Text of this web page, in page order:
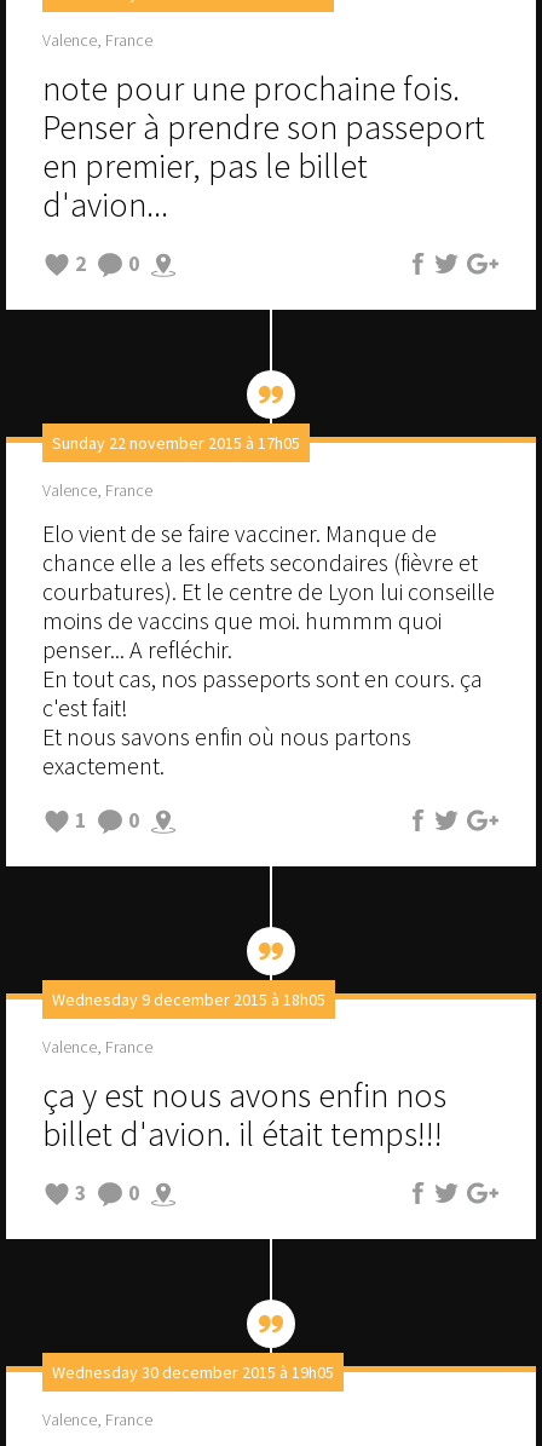
Valence, France
note pour une prochaine fois.
Penser à prendre son passeport
en premier, pas le billet
d'avion...
2 0
Sunday 22 november 2015 à 17h05
Valence, France
Elo vient de se faire vacciner. Manque de
chance elle a les effets secondaires (fièvre et
courbatures). Et le centre de Lyon lui conseille
moins de vaccins que moi. hummm quoi
penser... A refléchir.
En tout cas, nos passeports sont en cours. ça
c'est fait!
Et nous savons enfin où nous partons
exactement.
1 0
Wednesday 9 december 2015 à 18h05
Valence, France
ça y est nous avons enfin nos
billet d'avion. il était temps!!!
3 0
Wednesday 30 december 2015 à 19h05
Valence, France